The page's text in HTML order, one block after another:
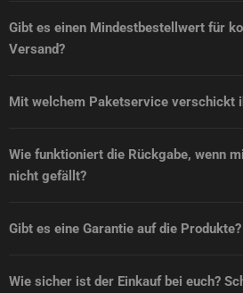
Gibt es einen Mindestbestellwert für
Versand?
Mit welchem Paketservice verschickt
Wie funktioniert die Rückgabe, wenn
nicht gefällt?
Gibt es eine Garantie auf die Produkte?
Wie sicher ist der Einkauf bei euch?